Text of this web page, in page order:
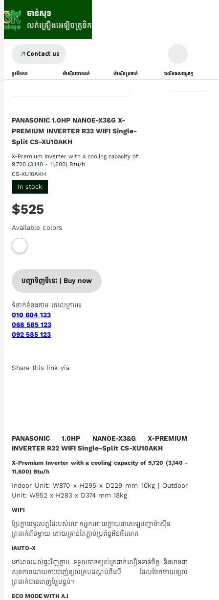
Contact us
ទូរទឹកកក ម៉ាស៊ីនបោកគក់ ម៉ាស៊ីនត្រជាក់ ផលិតផលផ្សេងៗ
PANASONIC 1.0HP NANOE-X3&G X-
PREMIUM INVERTER R32 WIFI Single-
Split CS-XU10AKH
X-Premium Inverter with a cooling capacity of
9,720 (3,140 - 11,600) Btu/h
CS-XU10AKH
In stock
$525
Available colors
បញ្ជាទិញទីនេះ | Buy now
ទំនាក់ទំនងតាម តេលេក្រាម៖
010 604 123
068 585 123
092 585 123
Share this link via
PANASONIC 1.0HP NANOE-X3&G X-PREMIUM
INVERTER R32 WIFI Single-Split CS-XU10AKH
X-Premium Inverter with a cooling capacity of 9,720 (3,140 -
11,600) Btu/h
Indoor Unit: W870 x H295 x D229 mm 10kg | Outdoor
Unit: W952 x H283 x D374 mm 18kg
WIFI
ប្រែក្លាយទូរសព្ទដៃរបស់លោកអ្នកអោយក្លាយជាតេឡេបញ្ជាម៉ាស៊ីន
ត្រជាក់ពីចម្ងាយ ដោយគ្រាន់តែភ្ជាប់ប្រព័ន្ទអិនធឺណេត
iAUTO-X
នៅពេលដល់ផ្ទះវិញភ្លាម ទទួលបានខ្យល់ត្រជាក់លឿនទាន់ចិត្ត និងមានផា
សុខភាពដោយការបាញ់ខ្យល់គ្របដណ្តប់ពីលើ ដែលចែកចាយខ្យល់
ត្រជាក់បានពេញផ្ទៃបន្ទប់។
ECO MODE WITH A.I